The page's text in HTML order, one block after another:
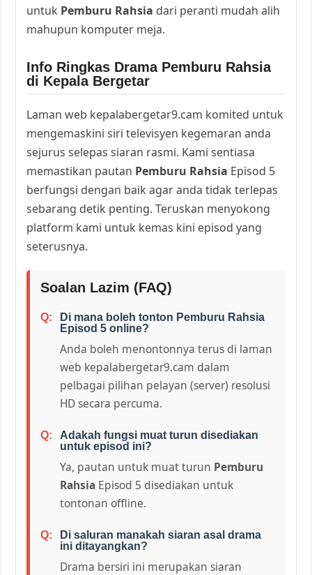
untuk Pemburu Rahsia dari peranti mudah alih
mahupun komputer meja.
Info Ringkas Drama Pemburu Rahsia
di Kepala Bergetar
Laman web kepalabergetar9.cam komited untuk
mengemaskini siri televisyen kegemaran anda
sejurus selepas siaran rasmi. Kami sentiasa
memastikan pautan Pemburu Rahsia Episod 5
berfungsi dengan baik agar anda tidak terlepas
sebarang detik penting. Teruskan menyokong
platform kami untuk kemas kini episod yang
seterusnya.
Soalan Lazim (FAQ)
Di mana boleh tonton Pemburu Rahsia
Episod 5 online?
Anda boleh menontonnya terus di laman
web kepalabergetar9.cam dalam
pelbagai pilihan pelayan (server) resolusi
HD secara percuma.
Adakah fungsi muat turun disediakan
untuk episod ini?
Ya, pautan untuk muat turun Pemburu
Rahsia Episod 5 disediakan untuk
tontonan offline.
Di saluran manakah siaran asal drama
ini ditayangkan?
Drama bersiri ini merupakan siaran